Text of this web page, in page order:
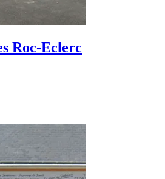
Roc-Eclerc